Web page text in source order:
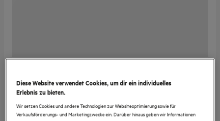
Diese Website verwendet Cookies, um dir ein individuelles
Erlebnis zu bieten.
Wir setzen Cookies und andere Technologien zur Websiteoptimierung sowie für
Verkaufsförderungs- und Marketingzwecke ein. Darüber hinaus geben wir Informationen